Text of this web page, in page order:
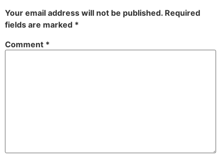
Your email address will not be published. Required
fields are marked *
Comment *